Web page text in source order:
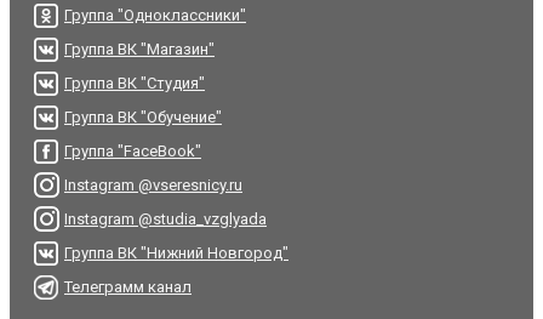
Группа "Одноклассники"
Группа ВК "Магазин"
Группа ВК "Студия"
Группа ВК "Обучение"
Группа "FaceBook"
Instagram @vseresnicy.ru
Instagram @studia_vzglyada
Группа ВК "Нижний Новгород"
Телеграмм канал